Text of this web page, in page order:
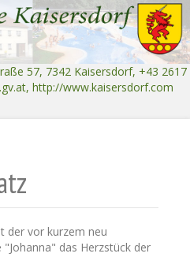
57, 7342 Kaisersdorf, +43 2617
, http://www.kaisersdorf.com
der vor kurzem neu
das Herzstück der